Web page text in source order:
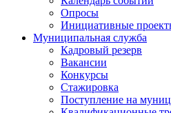
Опросы
Инициативные
Муниципальная служба
Кадровый резерв
Вакансии
Конкурсы
Стажировка
Поступление на